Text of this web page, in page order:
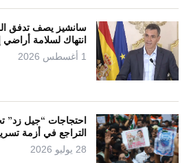
سانشيز يصف تدفق
انتهاك لسلامة أراضي
1 أغسطس 2026
احتجاجات “جيل
التراجع في أزمة
28 يوليو 2026